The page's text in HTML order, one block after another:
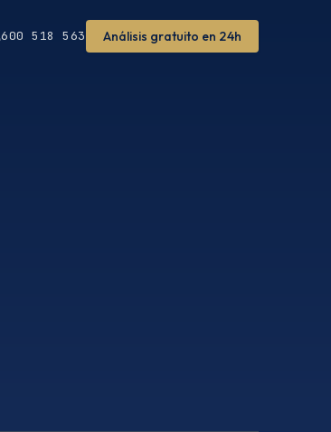
600 518 563 Análisis gratuito en 24h